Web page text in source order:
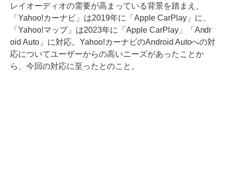
レイオーディオの需要が高まっている背景を踏まえ、
「Yahoo!カーナビ」は2019年に「Apple CarPlay」に、
「Yahoo!マップ」は2023年に「Apple CarPlay」「Andr
oid Auto」に対応。Yahoo!カーナビのAndroid Autoへの対
応についてユーザーからの高いニーズがあったことか
ら、今回の対応に至ったとのこと。